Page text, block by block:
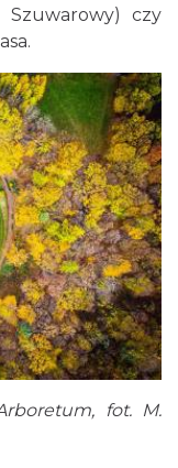
Szuwarowy) czy
fot. M.